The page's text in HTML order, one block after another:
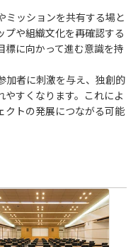
ミッションを共有する場と
プや組織文化を再確認する
標に向かって進む意識を持
加者に刺激を与え、独創的
やすくなります。これによ
クトの発展につながる可能